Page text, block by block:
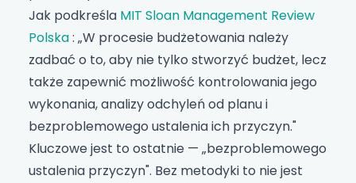
Jak podkreśla MIT Sloan Management Review
Polska: „W procesie budżetowania należy
zadbać o to, aby nie tylko stworzyć budżet, lecz
także zapewnić możliwość kontrolowania jego
wykonania, analizy odchyleń od planu i
bezproblemowego ustalenia ich przyczyn."
Kluczowe jest to ostatnie — „bezproblemowego
ustalenia przyczyn". Bez metodyki to nie jest